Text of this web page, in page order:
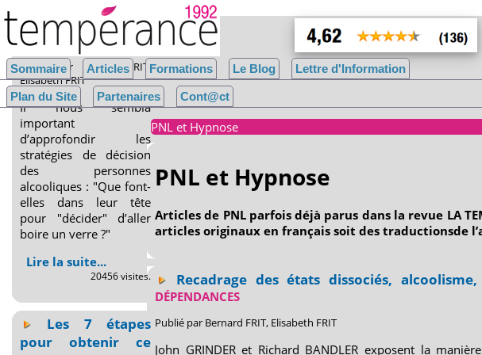
PNL et Hypnose
PNL et Hypnose
Articles de PNL parfois déjà parus dans la revue LA
articles originaux en français soit des traductionsde
Recadrage des états dissociés,
DÉPENDANCES
Publié par Bernard FRIT, Elisabeth FRIT
John GRINDER et Richard BANDLER exposent la
Les stratégies de
décision
Publié par Bernard FRIT,
Elisabeth FRIT
Il nous sembla
important
d’approfondir les
stratégies de décision
des personnes
alcooliques : "Que font-
elles dans leur tête
pour "décider" d’aller
boire un verre ?"
Lire la suite...
20456 visites.
Les 7 étapes
pour obtenir ce
Sommaire Articles Formations Le Blog Lettre d'Information
Plan du Site Partenaires Cont@ct